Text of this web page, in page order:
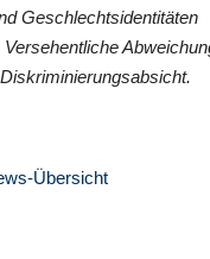
Geschlechtsidentitäten
Übersicht